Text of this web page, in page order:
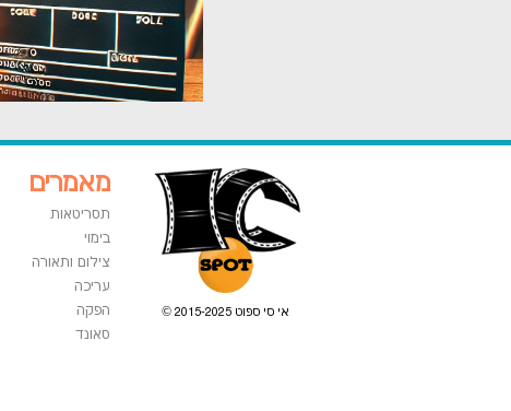
אי סי ספוט 2015-2025 ©
מאמרים
תסריטאות
בימוי
צילום ותאורה
עריכה
הפקה
סאונד